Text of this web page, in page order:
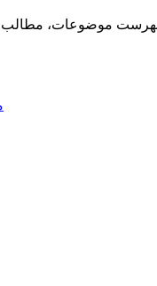
موضوعات، مطالب و تمرین های